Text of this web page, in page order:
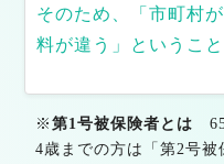
そのため、「市町村
料が違う」ということ
※ 第1号被保険者とは 65
4歳までの方は「第2号